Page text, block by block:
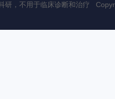
研，不用于临床诊断和治疗